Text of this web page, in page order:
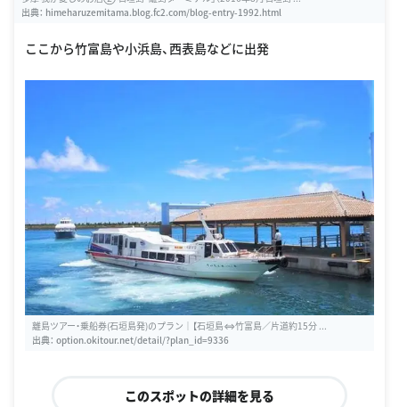
出典： himeharuzemitama.blog.fc2.com/blog-entry-1992.html
ここから竹富島や小浜島、西表島などに出発
離島ツアー・乗船券(石垣島発)のプラン｜【石垣島⇔竹富島／片道約15分 ...
出典： option.okitour.net/detail/?plan_id=9336
このスポットの詳細を見る